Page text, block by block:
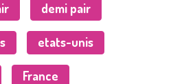
demi pair
etats-unis
France